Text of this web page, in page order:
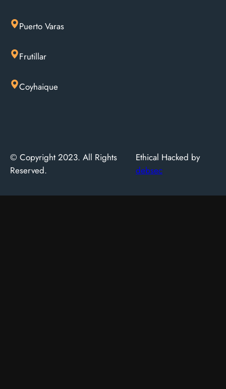
Puerto Varas
Frutillar
Coyhaique
© Copyright 2023. All Rights
Reserved.
Ethical Hacked by
debsec